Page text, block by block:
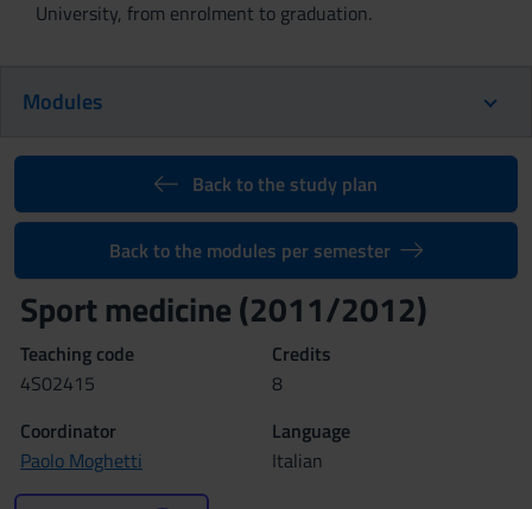
University, from enrolment to graduation.
Modules
Back to the study plan
Back to the modules per semester
Sport medicine (2011/2012)
Teaching code
4S02415
Credits
8
Coordinator
Paolo Moghetti
Language
Italian